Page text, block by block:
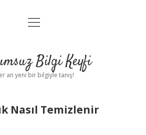
Anasayfa
Yasal Uyarı
menüyü
Bilgi Keyfi
an yeni bir bilgiyle tanış!
Nasıl Temizlenir